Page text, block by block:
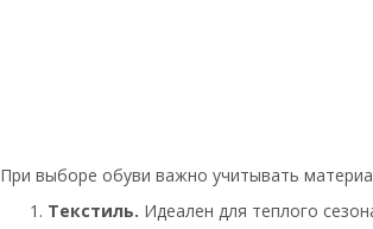
При выборе обуви важно учитывать
Текстиль. Идеален для теплого